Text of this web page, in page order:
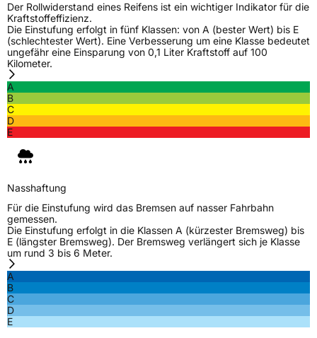
ModellnameG326
FahrzeugartTransporter
Weitere Eigenschaften
EU Label
EffizienzC
NasshaftungC
Rollgeräusch (Klasse)B
Der Rollwiderstand eines Reifens ist ein wichtiger Indikator für die
Kraftstoffeffizienz.
Die Einstufung erfolgt in fünf Klassen: von A (bester Wert) bis E
(schlechtester Wert). Eine Verbesserung um eine Klasse bedeutet
ungefähr eine Einsparung von 0,1 Liter Kraftstoff auf 100
Kilometer.
A
B
C
D
E
Nasshaftung
Für die Einstufung wird das Bremsen auf nasser Fahrbahn
gemessen.
Die Einstufung erfolgt in die Klassen A (kürzester Bremsweg) bis
E (längster Bremsweg). Der Bremsweg verlängert sich je Klasse
um rund 3 bis 6 Meter.
A
B
C
D
E